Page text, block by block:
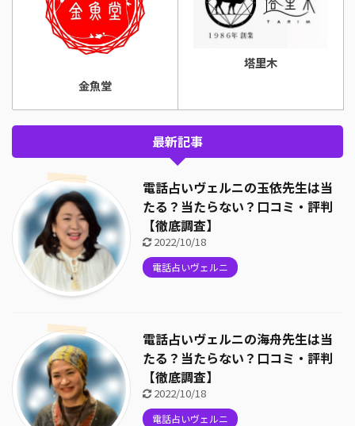
金魚堂
塔里木
最新記事
電話占いヴェルニの玉依先生は当
たる？当たらない？口コミ・評判
【徹底調査】
2022/10/18
電話占いヴェルニ
電話占いヴェルニの海舟先生は当
たる？当たらない？口コミ・評判
【徹底調査】
2022/10/18
電話占いヴェルニ